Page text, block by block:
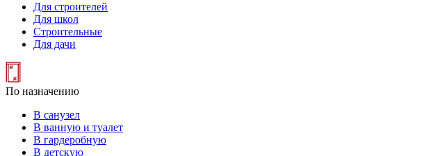
Для строителей
Для школ
Строительные
Для дачи
По назначению
В санузел
В ванную и туалет
В гардеробную
В детскую